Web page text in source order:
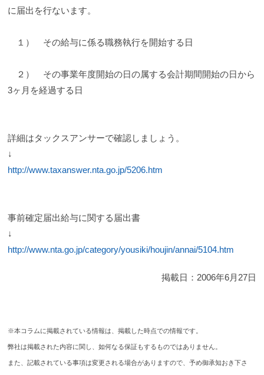
に届出を行ないます。
１） その給与に係る職務執行を開始する日
２） その事業年度開始の日の属する会計期間開始の日から
3ヶ月を経過する日
詳細はタックスアンサーで確認しましょう。
↓
http://www.taxanswer.nta.go.jp/5206.htm
事前確定届出給与に関する届出書
↓
http://www.nta.go.jp/category/yousiki/houjin/annai/5104.htm
掲載日： 2006年6月27日
※本コラムに掲載されている情報は、掲載した時点での情報です。
弊社は掲載された内容に関し、如何なる保証もするものではありません。
また、記載されている事項は変更される場合がありますので、予め御承知おき下さ